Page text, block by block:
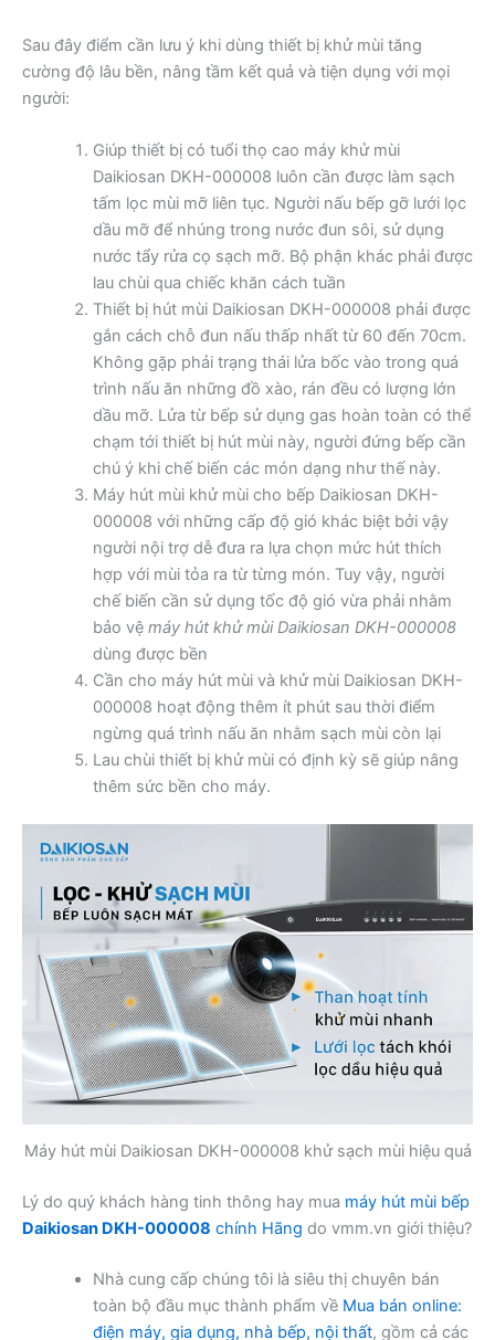
Sau đây điểm cần lưu ý khi dùng thiết bị khử mùi tăng
cường độ lâu bền, nâng tầm kết quả và tiện dụng với mọi
người:
Giúp thiết bị có tuổi thọ cao máy khử mùi
Daikiosan DKH-000008 luôn cần được làm sạch
tấm lọc mùi mỡ liên tục. Người nấu bếp gỡ lưới lọc
dầu mỡ để nhúng trong nước đun sôi, sử dụng
nước tẩy rửa cọ sạch mỡ. Bộ phận khác phải được
lau chùi qua chiếc khăn cách tuần
Thiết bị hút mùi Daikiosan DKH-000008 phải được
gắn cách chỗ đun nấu thấp nhất từ 60 đến 70cm.
Không gặp phải trạng thái lửa bốc vào trong quá
trình nấu ăn những đồ xào, rán đều có lượng lớn
dầu mỡ. Lửa từ bếp sử dụng gas hoàn toàn có thể
chạm tới thiết bị hút mùi này, người đứng bếp cần
chú ý khi chế biến các món dạng như thế này.
Máy hút mùi khử mùi cho bếp Daikiosan DKH-
000008 với những cấp độ gió khác biệt bởi vậy
người nội trợ dễ đưa ra lựa chọn mức hút thích
hợp với mùi tỏa ra từ từng món. Tuy vậy, người
chế biến cần sử dụng tốc độ gió vừa phải nhằm
bảo vệ máy hút khử mùi Daikiosan DKH-000008
dùng được bền
Cần cho máy hút mùi và khử mùi Daikiosan DKH-
000008 hoạt động thêm ít phút sau thời điểm
ngừng quá trình nấu ăn nhằm sạch mùi còn lại
Lau chùi thiết bị khử mùi có định kỳ sẽ giúp nâng
thêm sức bền cho máy.
Máy hút mùi Daikiosan DKH-000008 khử sạch mùi hiệu quả
Lý do quý khách hàng tinh thông hay mua máy hút mùi bếp
Daikiosan DKH-000008 chính Hãng do vmm.vn giới thiệu?
Nhà cung cấp chúng tôi là siêu thị chuyên bán
toàn bộ đầu mục thành phẩm về Mua bán online:
điện máy, gia dụng, nhà bếp, nội thất, gồm cả các